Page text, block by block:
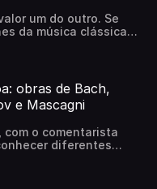
um do outro. Se
da música clássica
Clássicos CBN, com
alguns trechos de
obras de Bach,
e Mascagni
com o comentarista
diferentes
e Handel chegando
Falaremos das